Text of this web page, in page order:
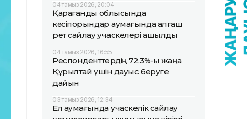
04 тамыз 2026, 20:04
Қарағанды облысында
кәсіпорындар аумағында алғаш
рет сайлау учаскелері ашылды
04 тамыз 2026, 16:55
Респонденттердің 72,3%-ы жаңа
Құрылтай үшін дауыс беруге
дайын
03 тамыз 2026, 12:34
Ел аумағында учаскелік сайлау